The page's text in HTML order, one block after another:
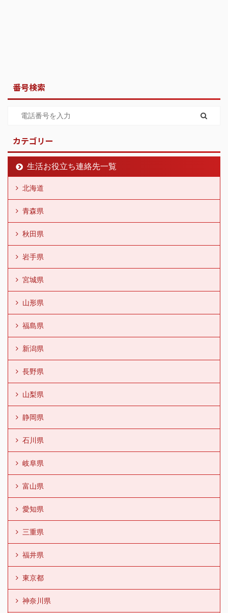
番号検索
カテゴリー
生活お役立ち連絡先一覧
北海道
青森県
秋田県
岩手県
宮城県
山形県
福島県
新潟県
長野県
山梨県
静岡県
石川県
岐阜県
富山県
愛知県
三重県
福井県
東京都
神奈川県